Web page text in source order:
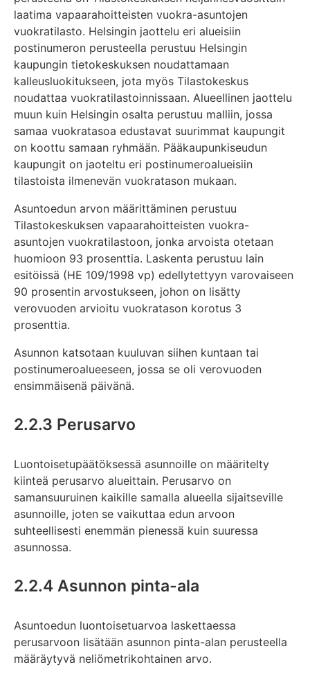
laatima vapaarahoitteisten vuokra-asuntojen
vuokratilasto. Helsingin jaottelu eri alueisiin
postinumeron perusteella perustuu Helsingin
kaupungin tietokeskuksen noudattamaan
kalleusluokitukseen, jota myös Tilastokeskus
noudattaa vuokratilastoinnissaan. Alueellinen jaottelu
muun kuin Helsingin osalta perustuu malliin, jossa
samaa vuokratasoa edustavat suurimmat kaupungit
on koottu samaan ryhmään. Pääkaupunkiseudun
kaupungit on jaoteltu eri postinumeroalueisiin
tilastoista ilmenevän vuokratason mukaan.
Asuntoedun arvon määrittäminen perustuu
Tilastokeskuksen vapaarahoitteisten vuokra-
asuntojen vuokratilastoon, jonka arvoista otetaan
huomioon 93 prosenttia. Laskenta perustuu lain
esitöissä (HE 109/1998 vp) edellytettyyn varovaiseen
90 prosentin arvostukseen, johon on lisätty
verovuoden arvioitu vuokratason korotus 3
prosenttia.
Asunnon katsotaan kuuluvan siihen kuntaan tai
postinumeroalueeseen, jossa se oli verovuoden
ensimmäisenä päivänä.
2.2.3 Perusarvo
Luontoisetupäätöksessä asunnoille on määritelty
kiinteä perusarvo alueittain. Perusarvo on
samansuuruinen kaikille samalla alueella sijaitseville
asunnoille, joten se vaikuttaa edun arvoon
suhteellisesti enemmän pienessä kuin suuressa
asunnossa.
2.2.4 Asunnon pinta-ala
Asuntoedun luontoisetuarvoa laskettaessa
perusarvoon lisätään asunnon pinta-alan perusteella
määräytyvä neliömetrikohtainen arvo.